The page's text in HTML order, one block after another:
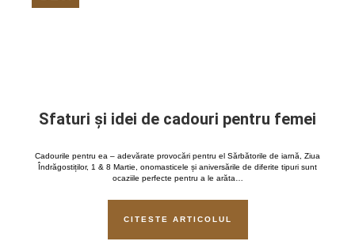
Sfaturi și idei de cadouri pentru femei
Cadourile pentru ea – adevărate provocări pentru el Sărbătorile de iarnă, Ziua
Îndrăgostiților, 1 & 8 Martie, onomasticele și aniversările de diferite tipuri sunt
ocaziile perfecte pentru a le arăta…
CITESTE ARTICOLUL